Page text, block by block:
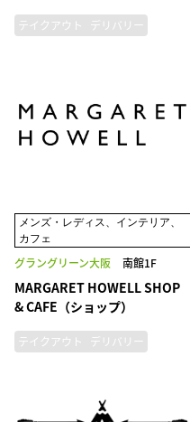
テイクアウト デリバリー
メンズ・レディス、インテリア、
カフェ
グラングリーン大阪 南館1F
MARGARET HOWELL SHOP
& CAFE（ショップ）
テイクアウト デリバリー